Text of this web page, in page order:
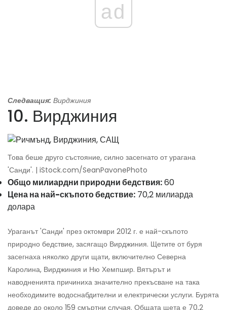
ad
Следващия: Вирджиния
10. Вирджиния
Това беше друго състояние, силно засегнато от урагана
'Санди'. | iStock.com/SeanPavonePhoto
Общо милиардни природни бедствия:60
Цена на най-скъпото бедствие: 70,2 милиарда
долара
Ураганът 'Санди' през октомври 2012 г. е най-скъпото
природно бедствие, засягащо Вирджиния. Щетите от буря
засегнаха няколко други щати, включително Северна
Каролина, Вирджиния и Ню Хемпшир. Вятърът и
наводненията причиниха значително прекъсване на така
необходимите водоснабдителни и електрически услуги. Бурята
доведе до около 159 смъртни случая. Общата щета е 70,2